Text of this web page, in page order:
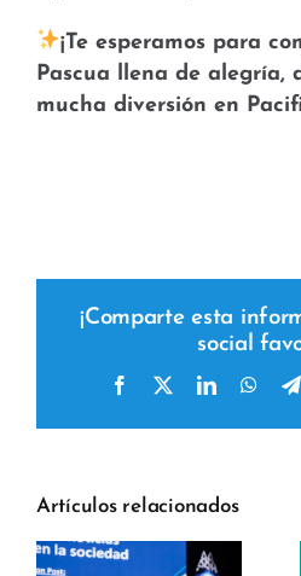
¡Te esperamos para
Pascua llena de alegría,
mucha diversión en
¡Comparte esta
social
Facebook LinkedIn
Artículos relacionados